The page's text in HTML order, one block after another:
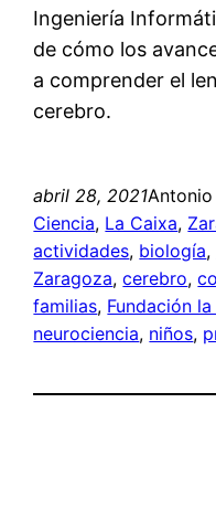
Ingeniería
de cómo los
a comprender el
cerebro.
abril 28, 2021
Ciencia, La Caixa,
actividades, biología,
Zaragoza, cerebro,
familias, Fundación
neurociencia, niños,